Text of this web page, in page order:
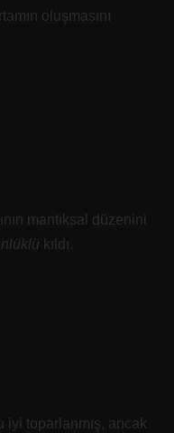
oluşmasını
mantıksal düzenini
kıldı.
iyi toparlanmış, ancak